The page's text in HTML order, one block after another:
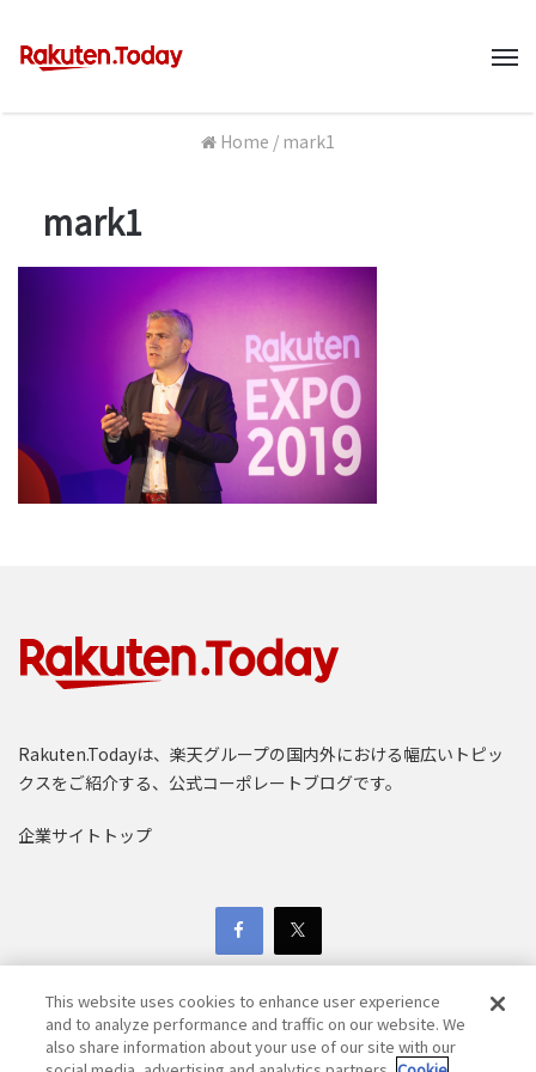
Home / mark1
mark1
Rakuten.Todayは、楽天グループの国内外における幅広いトピッ
クスをご紹介する、公式コーポレートブログです。
企業サイトトップ
This website uses cookies to enhance user experience
and to analyze performance and traffic on our website. We
also share information about your use of our site with our